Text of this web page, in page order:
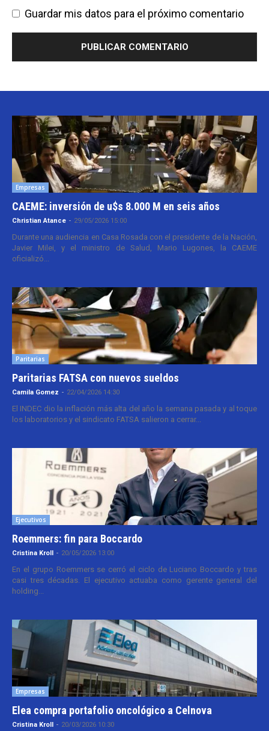
Guardar mis datos para el próximo comentario
Empresas
CAEME: inversión de u$s 8.000 M en seis años
Christian Atance - 29/05/2026 15:00
Durante una audiencia en Casa Rosada con el presidente de la Nación,
Javier Milei, y el ministro de Salud, Mario Lugones, la CAEME
oficializó...
Paritarias
Paritarias FATSA con nuevos sueldos
Camila Gomez - 22/04/2026 14:30
El INDEC dio la inflación más alta del año la semana pasada y al toque
los laboratorios y el sindicato FATSA salieron a cerrar...
Ejecutivos
Roemmers: fin para Boccardo
Cristina Kroll - 20/05/2026 13:00
En el grupo Roemmers se cerró el ciclo de Luciano Boccardo y tras
casi tres décadas. El ejecutivo actuaba como gerente general del
holding...
Empresas
Elea compra portafolio oncológico a Celnova
Cristina Kroll - 20/03/2026 10:30